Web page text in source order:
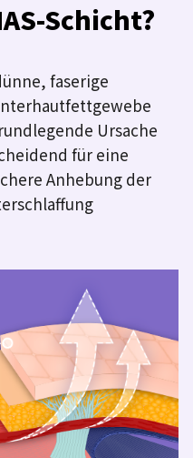
Schicht?
faserige
Ursache
für eine
Anhebung der